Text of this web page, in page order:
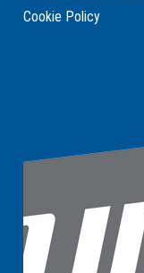
Cookie Policy